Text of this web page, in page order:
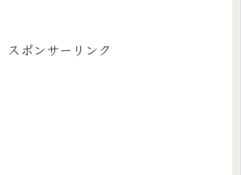
スポンサーリンク